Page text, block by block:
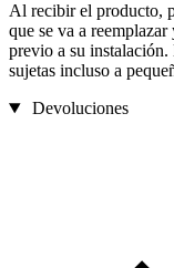
Al recibir el producto,
que se va a
previo a su
sujetas incluso a
Devoluciones